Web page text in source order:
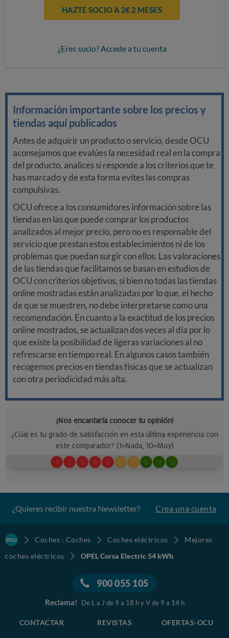
HAZTE SOCIO A 2€ 2 MESES
¿Eres socio? Accede a tu cuenta
Información importante sobre los precios y
tiendas aquí publicados
Antes de adquirir un producto o servicio, desde OCU
aconsejamos que evalúes la necesidad real en la compra
del producto, analices si responde a los criterios que te
has marcado y de esta forma evites las compras
compulsivas.
OCU ofrece a los consumidores información sobre las
tiendas en las que puede comprar los productos
analizados al mejor precio, pero no es responsable del
servicio que prestan estos establecimientos ni de los
problemas que puedan surgir con ellos. Las valoraciones
de las tiendas que facilitamos se basan en estudios de
OCU con criterios objetivos, si bien no todas las tiendas
online mostradas están analizadas por lo que, el hecho
de que se muestren, no debe interpretarse como una
recomendación. En cuanto a la exactitud de los precios
online mostrados, se actualizan dos veces al día por lo
que existe la posibilidad de ligeras variaciones al no
refrescarse en tiempo real. En algunos casos también
recogemos precios en tiendas físicas que se actualizan
con otra periodicidad más alta.
¿Quieres recibir nuestra Newsletter? Crea una cuenta
Coches : Coches Coches eléctricos
Mejores
coches eléctricos
OPEL Corsa Electric 54 kWh
900 055 105
Reclama! De L a J de 9 a 18 h y V de 9 a 14 h
CONTACTAR REVISTAS OFERTAS-OCU